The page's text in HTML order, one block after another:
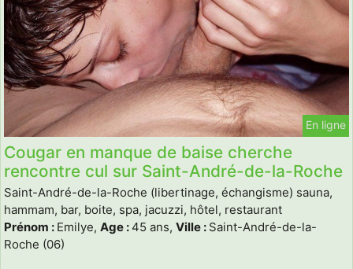
En ligne
Cougar en manque de baise cherche
rencontre cul sur Saint-André-de-la-Roche
Saint-André-de-la-Roche (libertinage, échangisme) sauna,
hammam, bar, boite, spa, jacuzzi, hôtel, restaurant
Prénom : Emilye, Age : 45 ans, Ville : Saint-André-de-la-
Roche (06)